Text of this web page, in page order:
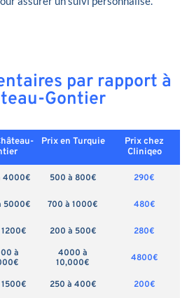
par rapport à
Gontier
Prix en Turquie
Prix chez
Cliniqeo
4000€ 500 à 800€
290€
5000€ 700 à 1000€
480€
200 à 500€
280€
à
4000 à
10,000€
4800€
250 à 400€
200€